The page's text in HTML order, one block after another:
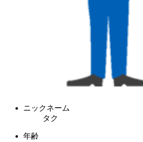
ニックネーム
タク
年齢